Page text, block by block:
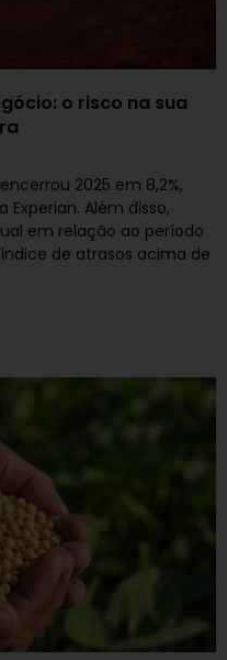
o risco na sua
2025 em 8,2%,
Além disso,
em relação ao período
de atrasos acima de